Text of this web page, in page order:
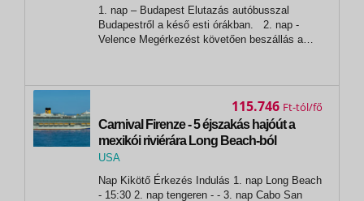
Velence
1. nap – Budapest Elutazás autóbusszal
Budapestről a késő esti órákban. 2. nap -
Velence Megérkezést követően beszállás a
Carnival Firenze - 5 éjszakás hajóút a
mexikói riviérára Long Beach-ból
USA
, Long Beach
Nap Kikötő Érkezés Indulás 1. nap Long Beach
- 15:30 2. nap tengeren - - 3. nap Cabo San
115.746 Ft